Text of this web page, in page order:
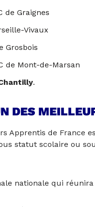
de Graignes
Vivaux
Grosbois
de Mont-de-Marsan
.
DES
Apprentis de France
statut scolaire ou
nationale qui